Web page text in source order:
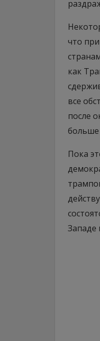
что
как
все
после
больше
Пока
Западе